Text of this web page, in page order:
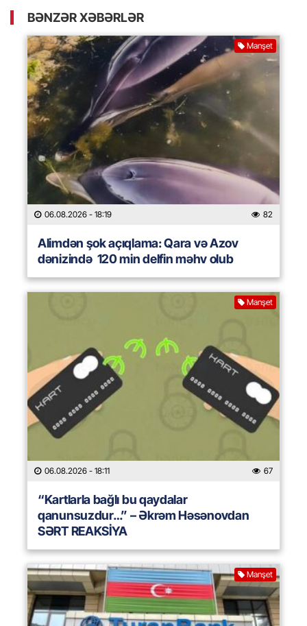
BƏNZƏR XƏBƏRLƏR
Manşet
06.08.2026 - 18:19 82
Alimdən şok açıqlama: Qara və Azov
dənizində 120 min delfin məhv olub
Manşet
06.08.2026 - 18:11 67
“Kartlarla bağlı bu qaydalar
qanunsuzdur…” – Əkrəm Həsənovdan
SƏRT REAKSİYA
Manşet